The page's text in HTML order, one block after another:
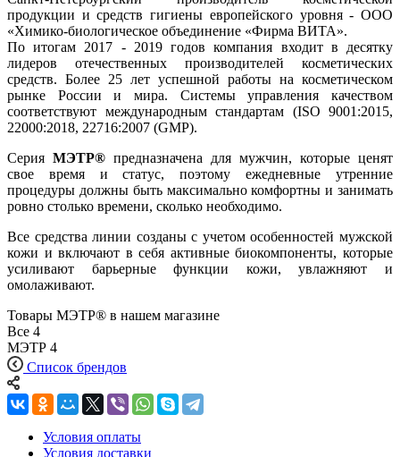
продукции и средств гигиены европейского уровня - ООО
«Химико-биологическое объединение «Фирма ВИТА».
По итогам 2017 - 2019 годов компания входит в десятку
лидеров отечественных производителей косметических
средств. Более 25 лет успешной работы на косметическом
рынке России и мира. Системы управления качеством
соответствуют международным стандартам (ISO 9001:2015,
22000:2018, 22716:2007 (GMP).
Серия МЭТР® предназначена для мужчин, которые ценят
свое время и статус, поэтому ежедневные утренние
процедуры должны быть максимально комфортны и занимать
ровно столько времени, сколько необходимо.
Все средства линии созданы с учетом особенностей мужской
кожи и включают в себя активные биокомпоненты, которые
усиливают барьерные функции кожи, увлажняют и
омолаживают.
Товары МЭТР® в нашем магазине
Все 4
МЭТР 4
Список брендов
Условия оплаты
Условия доставки